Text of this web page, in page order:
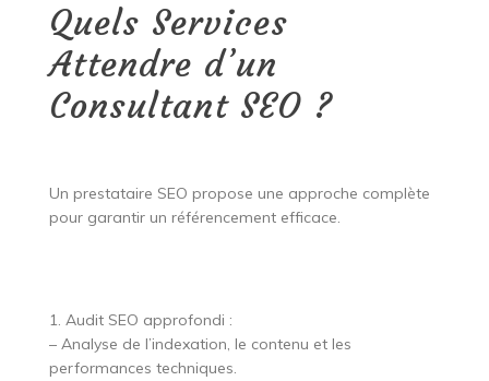
Quels Services
Attendre d’un
Consultant SEO ?
Un prestataire SEO propose une approche complète
pour garantir un référencement efficace.
1. Audit SEO approfondi :
– Analyse de l’indexation, le contenu et les
performances techniques.